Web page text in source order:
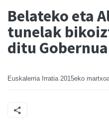
Belateko eta
tunelak
ditu
Euskalerria Irratia 2015eko